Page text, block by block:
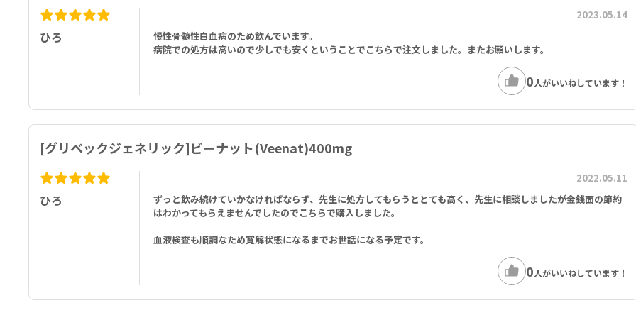
ひろ
2023.05.14
慢性骨髄性白血病のため飲んでいます。
病院での処方は高いので少しでも安くということでこちらで注文しました。またお願いします。
0人がいいねしています！
[グリベックジェネリック]ビーナット(Veenat)400mg
ひろ
2022.05.11
ずっと飲み続けていかなければならず、先生に処方してもらうととても高く、先生に相談しましたが金銭面の節約
はわかってもらえませんでしたのでこちらで購入しました。
血液検査も順調なため寛解状態になるまでお世話になる予定です。
0人がいいねしています！